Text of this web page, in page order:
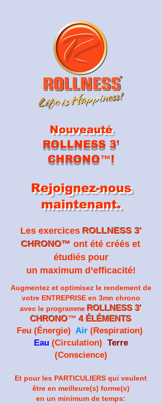
Nouveauté
ROLLNESS 3'
CHRONO™️!
Rejoignez-nous
maintenant.
Les exercices ROLLNESS 3'
CHRONO™️ ont été créés et
étudiés pour
un maximum d’efficacité!
Augmentez et optimisez le rendement de
votre ENTREPRISE en 3mn chrono
avec le programme ROLLNESS 3'
CHRONO™️ 4 ÉLÉMENTS
Feu (Énergie) Air (Respiration)
Eau(Circulation) Terre
(Conscience)
Et pour les PARTICULIERS qui veulent
être en meilleure(s) forme(s)
en un minimum de temps: